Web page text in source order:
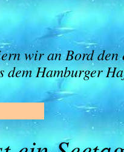
wir an Bord
dem Hamburger